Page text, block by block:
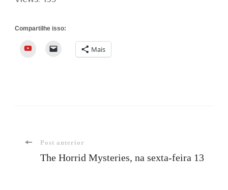
Compartilhe isso:
YouTube Mais
Navegação
Post anterior
The Horrid Mysteries, na sexta-feira 13